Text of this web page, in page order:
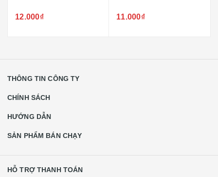
12.000₫ 11.000₫
THÔNG TIN CÔNG TY
CHÍNH SÁCH
HƯỚNG DẪN
SẢN PHẨM BÁN CHẠY
HỖ TRỢ THANH TOÁN